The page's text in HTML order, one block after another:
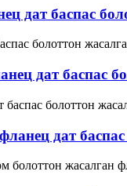
дат баспас
дат баспас
дат